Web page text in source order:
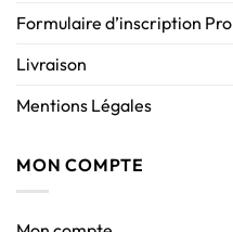
Formulaire d’inscription Pro
Livraison
Mentions Légales
MON COMPTE